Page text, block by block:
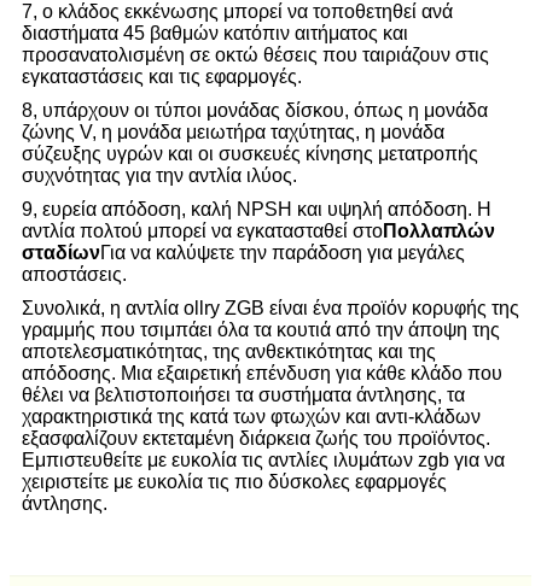
7, ο κλάδος εκκένωσης μπορεί να τοποθετηθεί ανά
διαστήματα 45 βαθμών κατόπιν αιτήματος και
προσανατολισμένη σε οκτώ θέσεις που ταιριάζουν στις
εγκαταστάσεις και τις εφαρμογές.
8, υπάρχουν οι τύποι μονάδας δίσκου, όπως η μονάδα
ζώνης V, η μονάδα μειωτήρα ταχύτητας, η μονάδα
σύζευξης υγρών και οι συσκευές κίνησης μετατροπής
συχνότητας για την αντλία ιλύος.
9, ευρεία απόδοση, καλή NPSH και υψηλή απόδοση. Η
αντλία πολτού μπορεί να εγκατασταθεί στοΠολλαπλών
σταδίωνΓια να καλύψετε την παράδοση για μεγάλες
αποστάσεις.
Συνολικά, η αντλία ollry ZGB είναι ένα προϊόν κορυφής της
γραμμής που τσιμπάει όλα τα κουτιά από την άποψη της
αποτελεσματικότητας, της ανθεκτικότητας και της
απόδοσης. Μια εξαιρετική επένδυση για κάθε κλάδο που
θέλει να βελτιστοποιήσει τα συστήματα άντλησης, τα
χαρακτηριστικά της κατά των φτωχών και αντι-κλάδων
εξασφαλίζουν εκτεταμένη διάρκεια ζωής του προϊόντος.
Εμπιστευθείτε με ευκολία τις αντλίες ιλυμάτων zgb για να
χειριστείτε με ευκολία τις πιο δύσκολες εφαρμογές
άντλησης.